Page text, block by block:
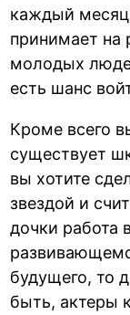
каждый
принимает на
молодых
есть шанс
Кроме всего
существует
вы хотите
звездой и
дочки работа
будущего, то
быть, актеры